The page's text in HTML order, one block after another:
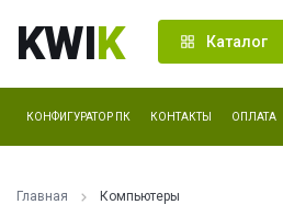
KWIK Каталог
КОНФИГУРАТОР ПК КОНТАКТЫ ОПЛАТА
Главная Компьютеры